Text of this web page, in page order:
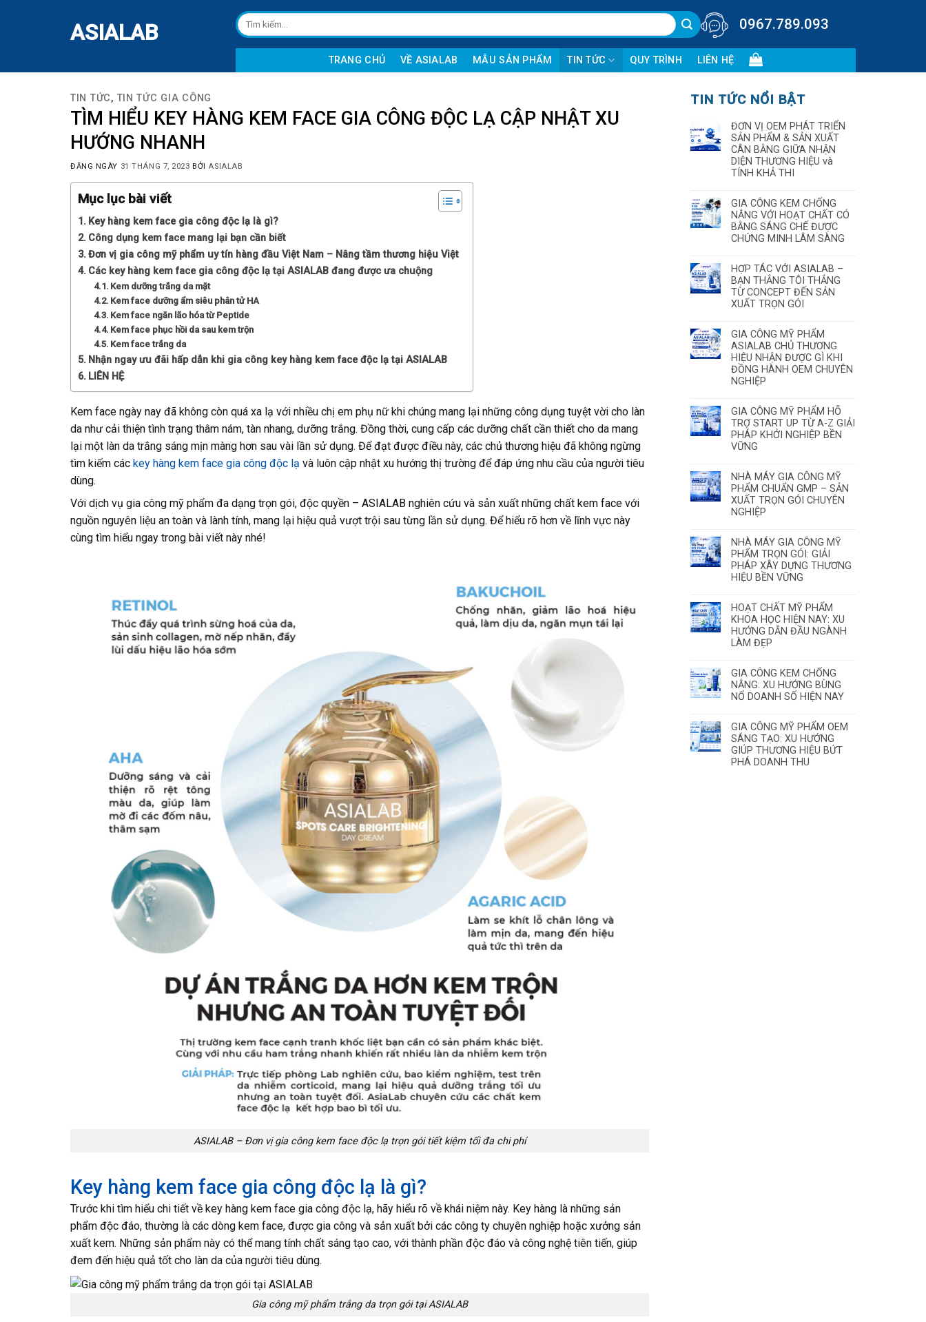
ASIALAB
Tìm
kiếm:
0967.789.093
TRANG CHỦ VỀ ASIALAB MẪU SẢN PHẨM TIN TỨC QUY TRÌNH LIÊN HỆ
TIN TỨC,TIN TỨC GIA CÔNG
TÌM HIỂU KEY HÀNG KEM FACE GIA CÔNG ĐỘC LẠ CẬP NHẬT XU
HƯỚNG NHANH
ĐĂNG NGÀY 31 THÁNG 7, 2023 BỞIASIALAB
Mục lục bài viết
Key hàng kem face gia công độc lạ là gì?
Công dụng kem face mang lại bạn cần biết
Đơn vị gia công mỹ phẩm uy tín hàng đầu Việt Nam – Nâng tầm thương hiệu Việt
Các key hàng kem face gia công độc lạ tại ASIALAB đang được ưa chuộng
Kem dưỡng trắng da mặt
Kem face dưỡng ẩm siêu phân tử HA
Kem face ngăn lão hóa từ Peptide
Kem face phục hồi da sau kem trộn
Kem face trắng da
Nhận ngay ưu đãi hấp dẫn khi gia công key hàng kem face độc lạ tại ASIALAB
LIÊN HỆ
Kem face ngày nay đã không còn quá xa lạ với nhiều chị em phụ nữ khi chúng mang lại những công dụng tuyệt vời cho làn
da như cải thiện tình trạng thâm nám, tàn nhang, dưỡng trắng. Đồng thời, cung cấp các dưỡng chất cần thiết cho da mang
lại một làn da trắng sáng mịn màng hơn sau vài lần sử dụng. Để đạt được điều này, các chủ thương hiệu đã không ngừng
tìm kiếm các key hàng kem face gia công độc lạ và luôn cập nhật xu hướng thị trường để đáp ứng nhu cầu của người tiêu
dùng.
Với dịch vụ gia công mỹ phẩm đa dạng trọn gói, độc quyền – ASIALAB nghiên cứu và sản xuất những chất kem face với
nguồn nguyên liệu an toàn và lành tính, mang lại hiệu quả vượt trội sau từng lần sử dụng. Để hiểu rõ hơn về lĩnh vực này
cùng tìm hiểu ngay trong bài viết này nhé!
ASIALAB – Đơn vị gia công kem face độc lạ trọn gói tiết kiệm tối đa chi phí
Key hàng kem face gia công độc lạ là gì?
Trước khi tìm hiểu chi tiết về key hàng kem face gia công độc lạ, hãy hiểu rõ về khái niệm này. Key hàng là những sản
phẩm độc đáo, thường là các dòng kem face, được gia công và sản xuất bởi các công ty chuyên nghiệp hoặc xưởng sản
xuất kem. Những sản phẩm này có thể mang tính chất sáng tạo cao, với thành phần độc đáo và công nghệ tiên tiến, giúp
đem đến hiệu quả tốt cho làn da của người tiêu dùng.
Gia công mỹ phẩm trắng da trọn gói tại ASIALAB
TIN TỨC NỔI BẬT
ĐƠN VỊ OEM PHÁT TRIỂN
SẢN PHẨM & SẢN XUẤT
CÂN BẰNG GIỮA NHẬN
DIỆN THƯƠNG HIỆU và
TÍNH KHẢ THI
GIA CÔNG KEM CHỐNG
NẮNG VỚI HOẠT CHẤT CÓ
BẰNG SÁNG CHẾ ĐƯỢC
CHỨNG MINH LÂM SÀNG
HỢP TÁC VỚI ASIALAB –
BẠN THẮNG TÔI THẮNG
TỪ CONCEPT ĐẾN SẢN
XUẤT TRỌN GÓI
GIA CÔNG MỸ PHẨM
ASIALAB CHỦ THƯƠNG
HIỆU NHẬN ĐƯỢC GÌ KHI
ĐỒNG HÀNH OEM CHUYÊN
NGHIỆP
GIA CÔNG MỸ PHẨM HỖ
TRỢ START UP TỪ A-Z GIẢI
PHÁP KHỞI NGHIỆP BỀN
VỮNG
NHÀ MÁY GIA CÔNG MỸ
PHẨM CHUẨN GMP – SẢN
XUẤT TRỌN GÓI CHUYÊN
NGHIỆP
NHÀ MÁY GIA CÔNG MỸ
PHẨM TRỌN GÓI: GIẢI
PHÁP XÂY DỰNG THƯƠNG
HIỆU BỀN VỮNG
HOẠT CHẤT MỸ PHẨM
KHOA HỌC HIỆN NAY: XU
HƯỚNG DẪN ĐẦU NGÀNH
LÀM ĐẸP
GIA CÔNG KEM CHỐNG
NẮNG: XU HƯỚNG BÙNG
NỔ DOANH SỐ HIỆN NAY
GIA CÔNG MỸ PHẨM OEM
SÁNG TẠO: XU HƯỚNG
GIÚP THƯƠNG HIỆU BỨT
PHÁ DOANH THU